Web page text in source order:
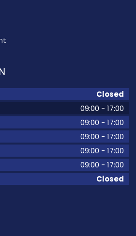
Closed
09:00 - 17:00
09:00 - 17:00
09:00 - 17:00
09:00 - 17:00
09:00 - 17:00
Closed